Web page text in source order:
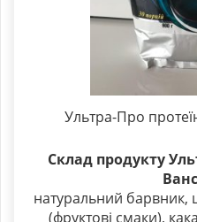
Ультра-Про
Склад продукту
натуральний барвник,
(фруктові смаки),